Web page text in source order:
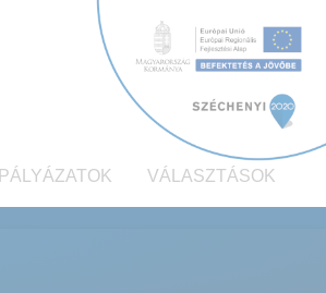
PÁLYÁZATOK VÁLASZTÁSOK